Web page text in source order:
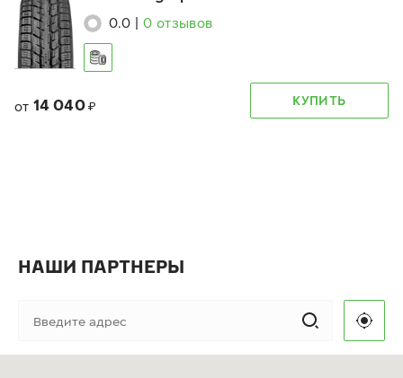
0.0 0 отзывов
от 14 040 ₽ КУПИТЬ
НАШИ ПАРТНЕРЫ